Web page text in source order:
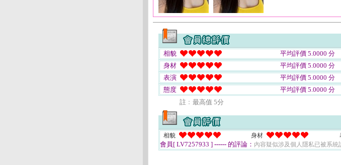
相貌
平均評價 5.0000 分
身材
平均評價 5.0000 分
表演
平均評價 5.0000 分
態度
平均評價 5.0000 分
註﹕最高值 5分
相貌 身材
會員[ LV7257933 ] ------ 的評論： 內容疑似涉及個人隱私已被系統